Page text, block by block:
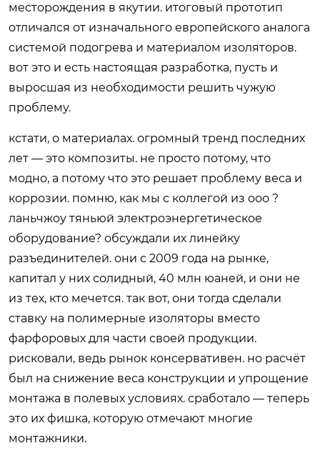
месторождения в якутии. итоговый прототип
отличался от изначального европейского аналога
системой подогрева и материалом изоляторов.
вот это и есть настоящая разработка, пусть и
выросшая из необходимости решить чужую
проблему.
кстати, о материалах. огромный тренд последних
лет — это композиты. не просто потому, что
модно, а потому что это решает проблему веса и
коррозии. помню, как мы с коллегой из ооо ?
ланьчжоу тяньюй электроэнергетическое
оборудование? обсуждали их линейку
разъединителей. они с 2009 года на рынке,
капитал у них солидный, 40 млн юаней, и они не
из тех, кто мечется. так вот, они тогда сделали
ставку на полимерные изоляторы вместо
фарфоровых для части своей продукции.
рисковали, ведь рынок консервативен. но расчёт
был на снижение веса конструкции и упрощение
монтажа в полевых условиях. сработало — теперь
это их фишка, которую отмечают многие
монтажники.